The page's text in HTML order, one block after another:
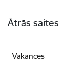
Ātrās saites
Vakances